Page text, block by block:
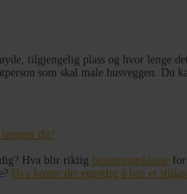
tilgjengelig plass og hvor lenge
som skal male husveggen.
du?
Hva blir riktig belastningsklasse
Hva koster det egentlig å leie et stillas